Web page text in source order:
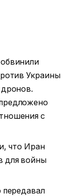
Украины
с
что Иран
для войны